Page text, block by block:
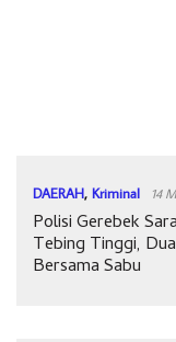
DAERAH, Kriminal 14
Polisi Gerebek
Tebing Tinggi,
Bersama Sabu